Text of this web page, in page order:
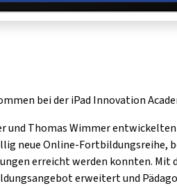
bei der iPad Innovation
und Thomas Wimmer
neue Online-Fortbildungsreihe,
erreicht werden konnten. Mit
erweitert und